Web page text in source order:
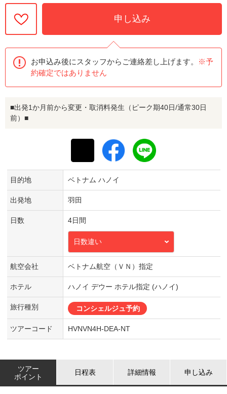
申し込み
お申込み後にスタッフからご連絡差し上げます。
※予
約確定ではありません
■出発1か月前から変更・取消料発生（ピーク期40日/通常30日
前）■
目的地 ベトナム ハノイ
出発地 羽田
日数 4日間
日数違い
航空会社 ベトナム航空（ＶＮ）指定
ホテル ハノイ デウー ホテル指定 (ハノイ)
旅行種別 コンシェルジュ予約
ツアーコード HVNVN4H-DEA-NT
ツアー
ポイント
日程表 詳細情報 申し込み